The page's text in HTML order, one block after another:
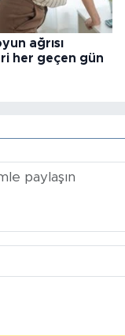
ağrısı
her geçen gün